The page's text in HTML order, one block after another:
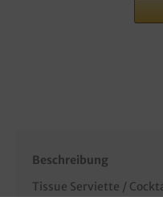
Beschreibung
Tissue Serviette /